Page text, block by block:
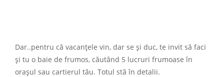
Dar..pentru că vacanțele vin, dar se și duc, te invit să faci
și tu o baie de frumos, căutând 5 lucruri frumoase în
orașul sau cartierul tău. Totul stă în detalii.